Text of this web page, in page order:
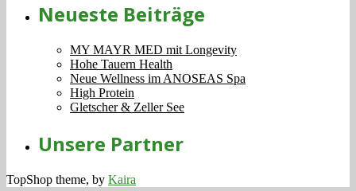
Neueste Beiträge
MY MAYR MED mit Longevity
Hohe Tauern Health
Neue Wellness im ANOSEAS Spa
High Protein
Gletscher & Zeller See
Unsere Partner
TopShop theme, by Kaira